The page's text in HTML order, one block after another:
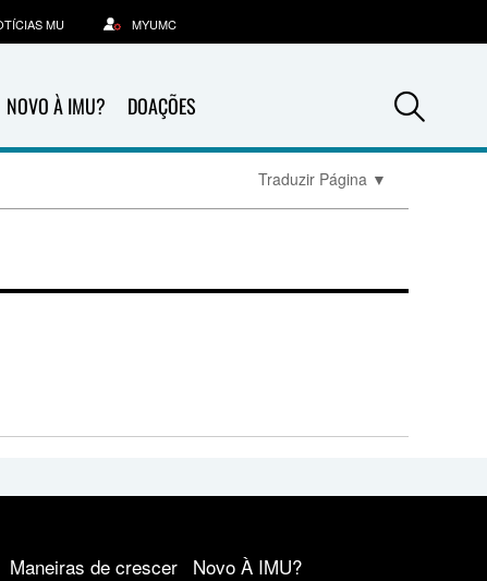
NOVO À IMU? DOAÇÕES
MU MYUMC
Traduzir Página ▼
Maneiras de crescer Novo À IMU?